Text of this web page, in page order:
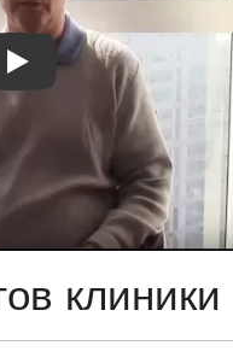
Видео отзыв 1